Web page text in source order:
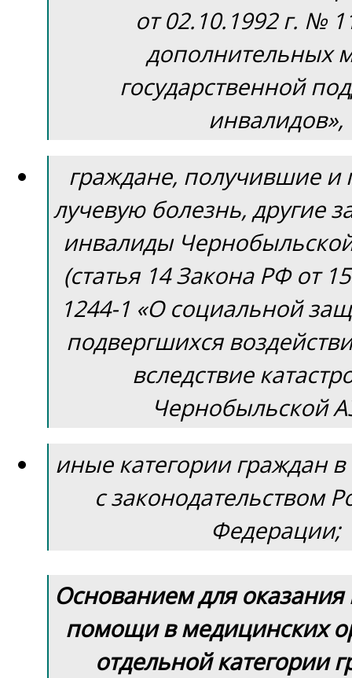
от 02.10.1992 г. №
дополнительных
государственной
инвалидов»,
граждане, получившие и
лучевую болезнь, другие
инвалиды
(статья 14 Закона РФ от
1244-1 «О социальной
подвергшихся
вследствие
Чернобыльской
иные категории граждан в
с законодательством
Федерации;
Основанием для
помощи в медицинских
отдельной категории